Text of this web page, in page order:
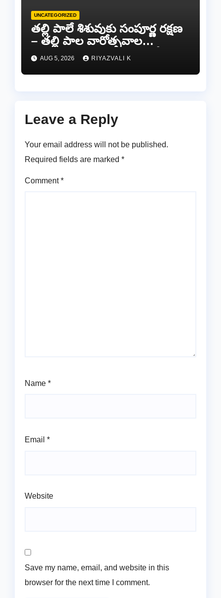
UNCATEGORIZED
తల్లి పాలే శిశువుకు సంపూర్ణ రక్షణ
– తల్లి పాల వారోత్సవాల
సందర్భంగా అవగాహన ర్యాలీ…
AUG 5, 2026 RIYAZVALI K
Leave a Reply
Your email address will not be published.
Required fields are marked *
Comment*
Name *
Email *
Website
Save my name, email, and website in this
browser for the next time I comment.